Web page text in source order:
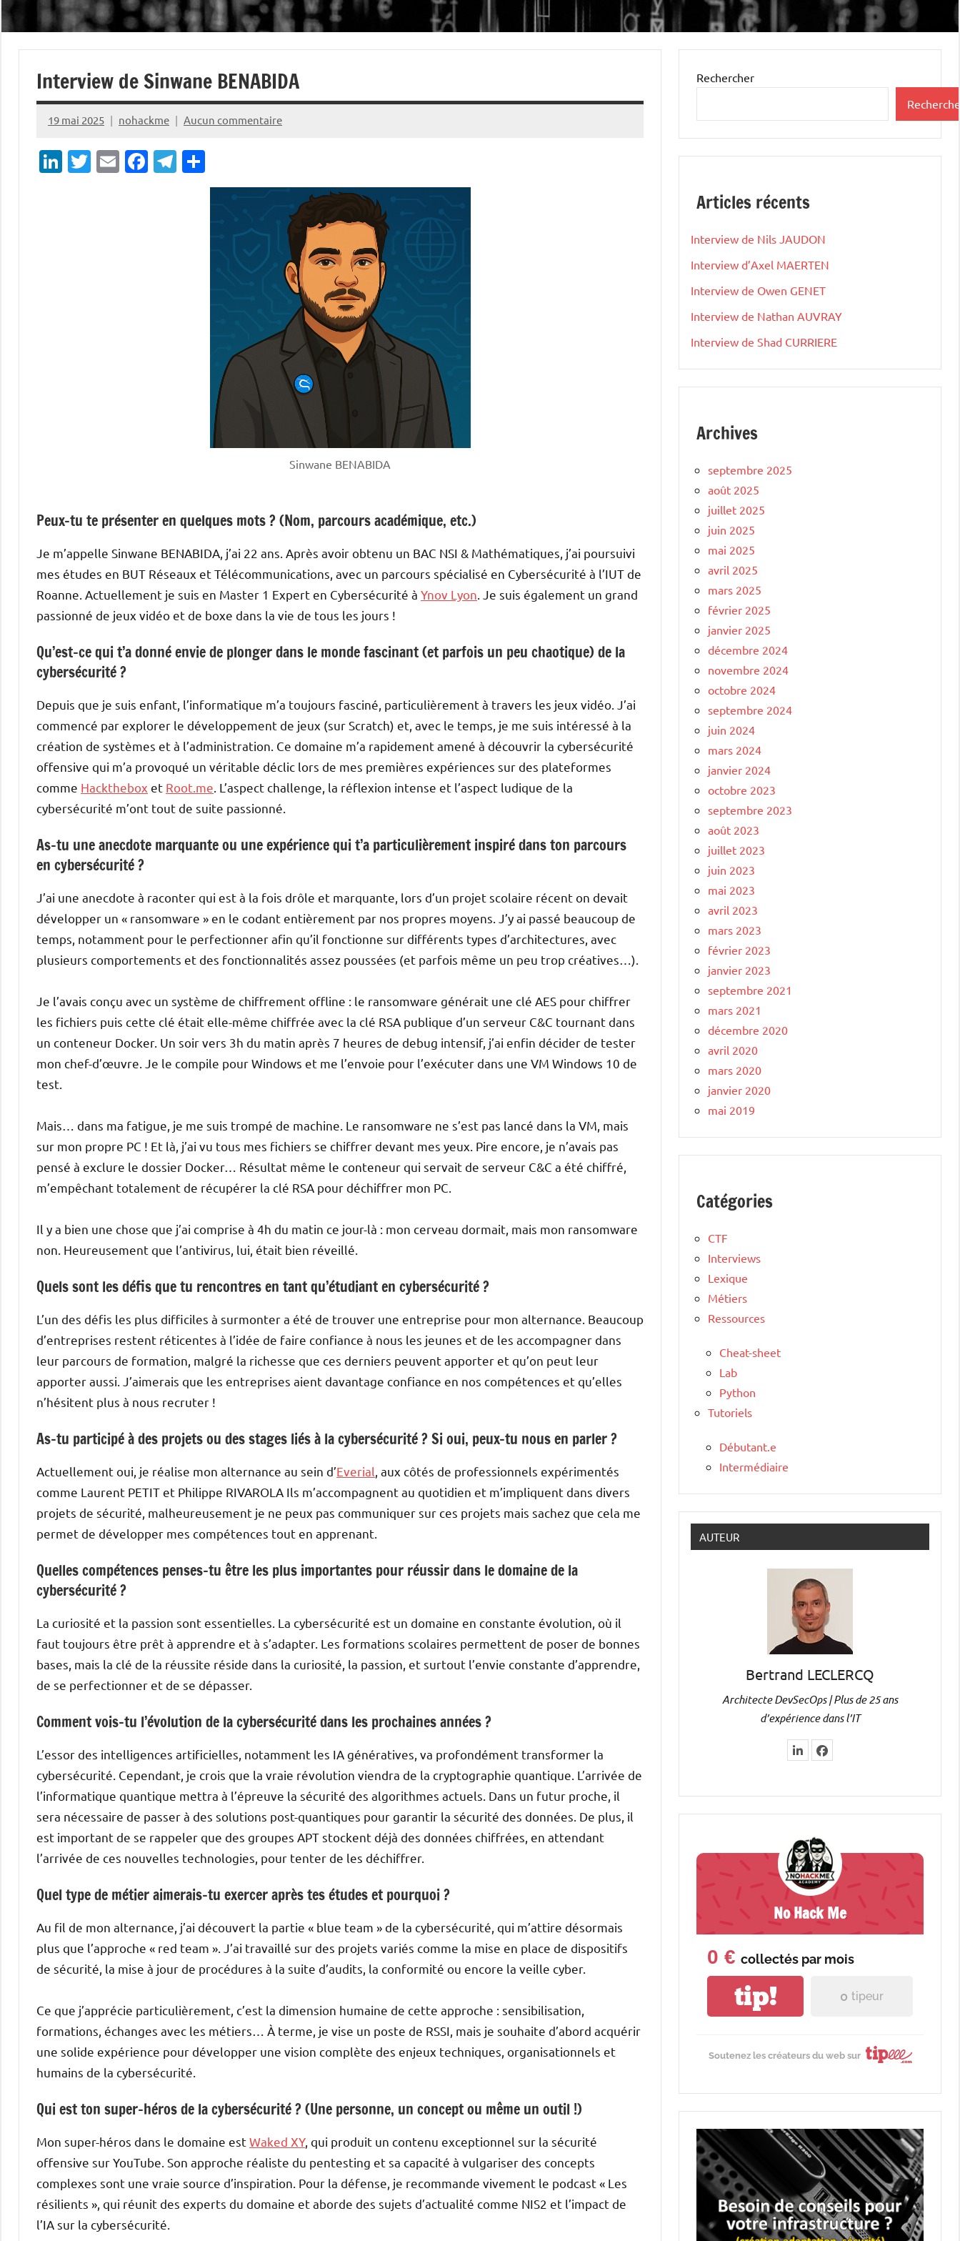
Interview de Sinwane BENABIDA
19 mai 2025 nohackme Aucun commentaire
LinkedIn
Twitter
EmailFacebook
Telegram
Sinwane BENABIDA
Peux-tu te présenter en quelques mots ? (Nom, parcours académique, etc.)
Je m’appelle Sinwane BENABIDA, j’ai 22 ans. Après avoir obtenu un BAC NSI & Mathématiques, j’ai poursuivi
mes études en BUT Réseaux et Télécommunications, avec un parcours spécialisé en Cybersécurité à l’IUT de
Roanne. Actuellement je suis en Master 1 Expert en Cybersécurité à Ynov Lyon . Je suis également un grand
passionné de jeux vidéo et de boxe dans la vie de tous les jours !
Qu’est-ce qui t’a donné envie de plonger dans le monde fascinant (et parfois un peu chaotique) de la
cybersécurité ?
Depuis que je suis enfant, l’informatique m’a toujours fasciné, particulièrement à travers les jeux vidéo. J’ai
commencé par explorer le développement de jeux (sur Scratch) et, avec le temps, je me suis intéressé à la
création de systèmes et à l’administration. Ce domaine m’a rapidement amené à découvrir la cybersécurité
offensive qui m’a provoqué un véritable déclic lors de mes premières expériences sur des plateformes
comme Hackthebox et Root.me . L’aspect challenge, la réflexion intense et l’aspect ludique de la
cybersécurité m’ont tout de suite passionné.
As-tu une anecdote marquante ou une expérience qui t’a particulièrement inspiré dans ton parcours
en cybersécurité ?
J’ai une anecdote à raconter qui est à la fois drôle et marquante, lors d’un projet scolaire récent on devait
développer un « ransomware » en le codant entièrement par nos propres moyens. J’y ai passé beaucoup de
temps, notamment pour le perfectionner afin qu’il fonctionne sur différents types d’architectures, avec
plusieurs comportements et des fonctionnalités assez poussées (et parfois même un peu trop créatives…).
Je l’avais conçu avec un système de chiffrement offline : le ransomware générait une clé AES pour chiffrer
les fichiers puis cette clé était elle-même chiffrée avec la clé RSA publique d’un serveur C&C tournant dans
un conteneur Docker. Un soir vers 3h du matin après 7 heures de debug intensif, j’ai enfin décider de tester
mon chef-d’œuvre. Je le compile pour Windows et me l’envoie pour l’exécuter dans une VM Windows 10 de
test.
Mais… dans ma fatigue, je me suis trompé de machine. Le ransomware ne s’est pas lancé dans la VM, mais
sur mon propre PC ! Et là, j’ai vu tous mes fichiers se chiffrer devant mes yeux. Pire encore, je n’avais pas
pensé à exclure le dossier Docker… Résultat même le conteneur qui servait de serveur C&C a été chiffré,
m’empêchant totalement de récupérer la clé RSA pour déchiffrer mon PC.
Il y a bien une chose que j’ai comprise à 4h du matin ce jour-là : mon cerveau dormait, mais mon ransomware
non. Heureusement que l’antivirus, lui, était bien réveillé.
Quels sont les défis que tu rencontres en tant qu’étudiant en cybersécurité ?
L’un des défis les plus difficiles à surmonter a été de trouver une entreprise pour mon alternance. Beaucoup
d’entreprises restent réticentes à l’idée de faire confiance à nous les jeunes et de les accompagner dans
leur parcours de formation, malgré la richesse que ces derniers peuvent apporter et qu’on peut leur
apporter aussi. J’aimerais que les entreprises aient davantage confiance en nos compétences et qu’elles
n’hésitent plus à nous recruter !
As-tu participé à des projets ou des stages liés à la cybersécurité ? Si oui, peux-tu nous en parler ?
Actuellement oui, je réalise mon alternance au sein d’Everial , aux côtés de professionnels expérimentés
comme Laurent PETIT et Philippe RIVAROLA Ils m’accompagnent au quotidien et m’impliquent dans divers
projets de sécurité, malheureusement je ne peux pas communiquer sur ces projets mais sachez que cela me
permet de développer mes compétences tout en apprenant.
Quelles compétences penses-tu être les plus importantes pour réussir dans le domaine de la
cybersécurité ?
La curiosité et la passion sont essentielles. La cybersécurité est un domaine en constante évolution, où il
faut toujours être prêt à apprendre et à s’adapter. Les formations scolaires permettent de poser de bonnes
bases, mais la clé de la réussite réside dans la curiosité, la passion, et surtout l’envie constante d’apprendre,
de se perfectionner et de se dépasser.
Comment vois-tu l’évolution de la cybersécurité dans les prochaines années ?
L’essor des intelligences artificielles, notamment les IA génératives, va profondément transformer la
cybersécurité. Cependant, je crois que la vraie révolution viendra de la cryptographie quantique. L’arrivée de
l’informatique quantique mettra à l’épreuve la sécurité des algorithmes actuels. Dans un futur proche, il
sera nécessaire de passer à des solutions post-quantiques pour garantir la sécurité des données. De plus, il
est important de se rappeler que des groupes APT stockent déjà des données chiffrées, en attendant
l’arrivée de ces nouvelles technologies, pour tenter de les déchiffrer.
Quel type de métier aimerais-tu exercer après tes études et pourquoi ?
Au fil de mon alternance, j’ai découvert la partie « blue team » de la cybersécurité, qui m’attire désormais
plus que l’approche « red team ». J’ai travaillé sur des projets variés comme la mise en place de dispositifs
de sécurité, la mise à jour de procédures à la suite d’audits, la conformité ou encore la veille cyber.
Ce que j’apprécie particulièrement, c’est la dimension humaine de cette approche : sensibilisation,
formations, échanges avec les métiers… À terme, je vise un poste de RSSI, mais je souhaite d’abord acquérir
une solide expérience pour développer une vision complète des enjeux techniques, organisationnels et
humains de la cybersécurité.
Qui est ton super-héros de la cybersécurité ? (Une personne, un concept ou même un outil !)
Mon super-héros dans le domaine estWaked XY, qui produit un contenu exceptionnel sur la sécurité
offensive sur YouTube. Son approche réaliste du pentesting et sa capacité à vulgariser des concepts
complexes sont une vraie source d’inspiration. Pour la défense, je recommande vivement le podcast « Les
résilients », qui réunit des experts du domaine et aborde des sujets d’actualité comme NIS2 et l’impact de
l’IA sur la cybersécurité.
Rechercher
Articles récents
Interview de Nils JAUDON
Interview d’Axel MAERTEN
Interview de Owen GENET
Interview de Nathan AUVRAY
Interview de Shad CURRIERE
Archives
septembre 2025
août 2025
juillet 2025
juin 2025
mai 2025
avril 2025
mars 2025
février 2025
janvier 2025
décembre 2024
novembre 2024
octobre 2024
septembre 2024
juin 2024
mars 2024
janvier 2024
octobre 2023
septembre 2023
août 2023
juillet 2023
juin 2023
mai 2023
avril 2023
mars 2023
février 2023
janvier 2023
septembre 2021
mars 2021
décembre 2020
avril 2020
mars 2020
janvier 2020
mai 2019
Catégories
CTF
Interviews
Lexique
Métiers
Ressources
Cheat-sheet
Lab
Python
Tutoriels
Débutant.e
Intermédiaire
AUTEUR
Bertrand LECLERCQ
Architecte DevSecOps | Plus de 25 ans
d’expérience dans l’IT
No Hack Me
0 € collectés par mois
tip! 0 tipeur
Soutenez les créateurs du web sur